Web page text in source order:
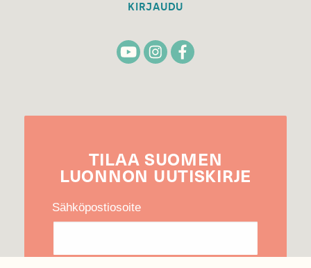
KIRJAUDU
TILAA SUOMEN
LUONNON UUTIS­KIRJE
Sähköpostiosoite